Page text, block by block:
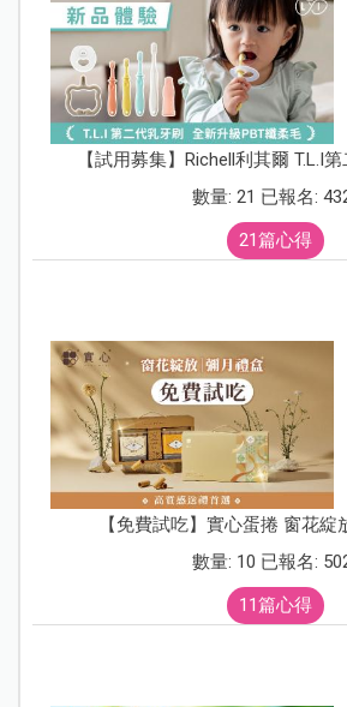
【試用募集】Richell利其爾 T.L.I
數量: 21 已報名:
21篇心得
【免費試吃】實心蛋捲 窗花綻
數量: 10 已報名:
11篇心得